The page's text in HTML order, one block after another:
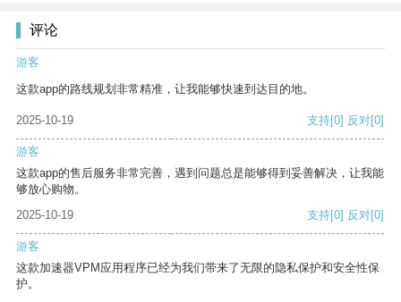
评论
游客
这款app的路线规划非常精准，让我能够快速到达目的地。
2025-10-19 支持[0] 反对[0]
游客
这款app的售后服务非常完善，遇到问题总是能够得到妥善解决，让我能
够放心购物。
2025-10-19
支持[0] 反对[0]
游客
这款加速器VPM应用程序已经为我们带来了无限的隐私保护和安全性保
护。